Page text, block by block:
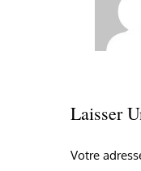
Laisser
Votre